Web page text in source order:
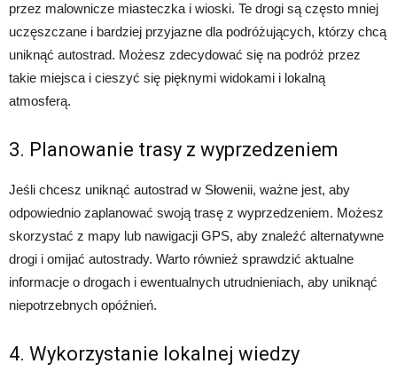
przez malownicze miasteczka i wioski. Te drogi są często mniej
uczęszczane i bardziej przyjazne dla podróżujących, którzy chcą
uniknąć autostrad. Możesz zdecydować się na podróż przez
takie miejsca i cieszyć się pięknymi widokami i lokalną
atmosferą.
3. Planowanie trasy z wyprzedzeniem
Jeśli chcesz uniknąć autostrad w Słowenii, ważne jest, aby
odpowiednio zaplanować swoją trasę z wyprzedzeniem. Możesz
skorzystać z mapy lub nawigacji GPS, aby znaleźć alternatywne
drogi i omijać autostrady. Warto również sprawdzić aktualne
informacje o drogach i ewentualnych utrudnieniach, aby uniknąć
niepotrzebnych opóźnień.
4. Wykorzystanie lokalnej wiedzy